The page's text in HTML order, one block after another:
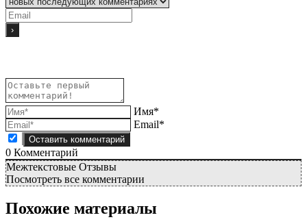
Имя*
Email*
0 Комментарий
Межтекстовые Отзывы
Посмотреть все комментарии
Похожие материалы